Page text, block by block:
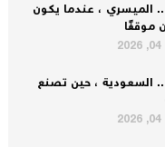
، عندما يكون
، حين تصنع